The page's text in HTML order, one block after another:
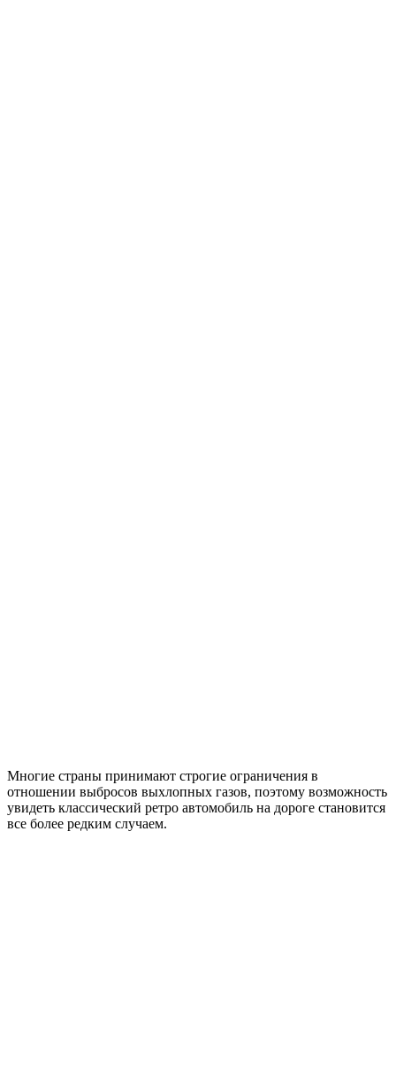
Многие страны принимают строгие ограничения в
отношении выбросов выхлопных газов, поэтому возможность
увидеть классический ретро автомобиль на дороге становится
все более редким случаем.